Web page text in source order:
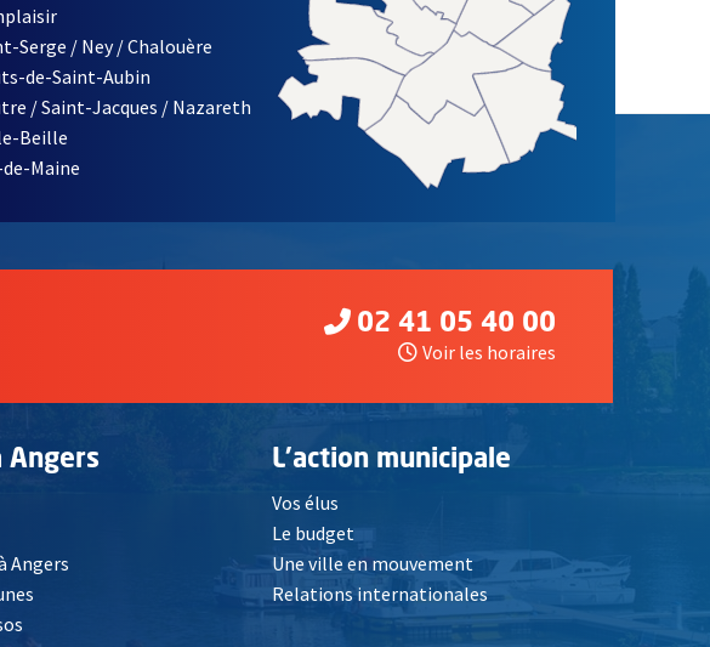
fenêtre
Serge / Ney / Chalouère
de-Saint-Aubin
/ Saint-Jacques / Nazareth
Beille
Maine
02 41 05 40 00
Voir les horaires
Angers
Angers
L'action municipale
Vos élus
Le budget
Une ville en mouvement
Relations internationales